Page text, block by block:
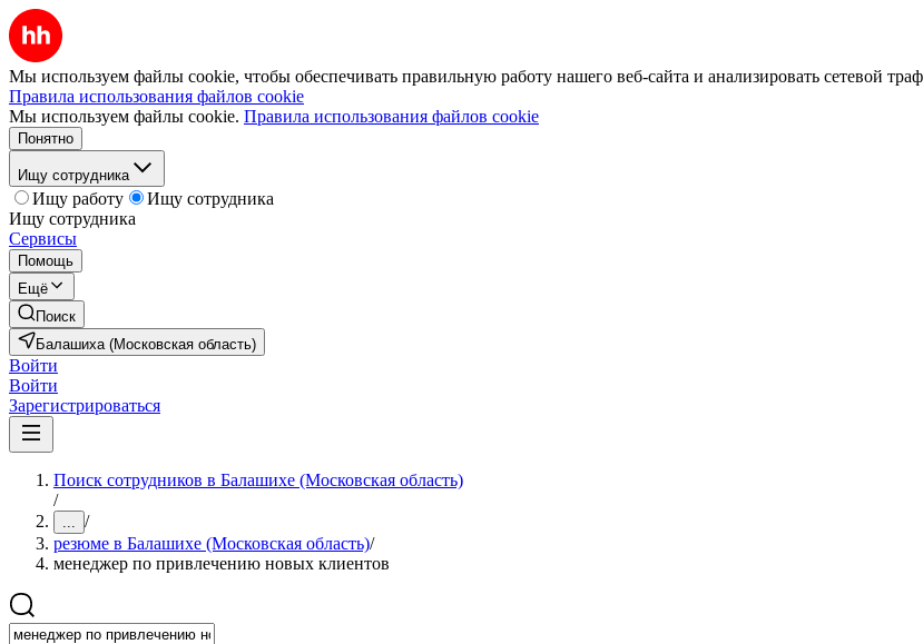
Мы используем файлы cookie, чтобы обеспечивать правильную работу нашего веб-сайта и анализировать сетевой
Правила использования файлов cookie
Мы используем файлы cookie. Правила использования файлов cookie
Понятно
Ищу сотрудника
Ищу работу
Ищу сотрудника
Ищу сотрудника
Сервисы
Помощь
Ещё
Поиск
Балашиха (Московская область)
Войти
Войти
Зарегистрироваться
Поиск сотрудников в Балашихе (Московская область)
/
... /
резюме в Балашихе (Московская область)/
менеджер по привлечению новых клиентов